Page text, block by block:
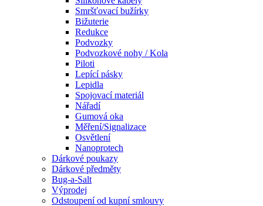
Smršťovací bužírky
Bižuterie
Redukce
Podvozky
Podvozkové nohy / Kola
Piloti
Lepící pásky
Lepidla
Spojovací materiál
Nářadí
Gumová oka
Měření/Signalizace
Osvětlení
Nanoprotech
Dárkové poukazy
Dárkové předměty
Bug-a-Salt
Výprodej
Odstoupení od kupní smlouvy